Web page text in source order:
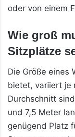
oder von einem
Wie groß
Sitzplätze
Die Größe eines
bietet, variiert je
Durchschnitt
und 7,5 Meter
genügend Platz